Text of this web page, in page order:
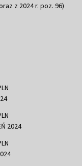
z 2024 r. poz. 96)
2024